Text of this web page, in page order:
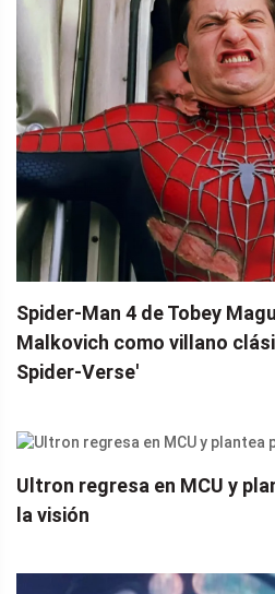
Spider-Man 4 de Tobey
Malkovich como villano
Spider-Verse'
Ultron regresa en MCU y
la visión